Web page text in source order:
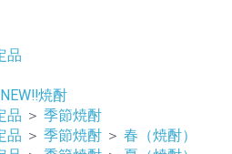
品
NEW‼焼酎
品 ＞ 季節焼酎
品 ＞ 季節焼酎 ＞ 春（焼酎）